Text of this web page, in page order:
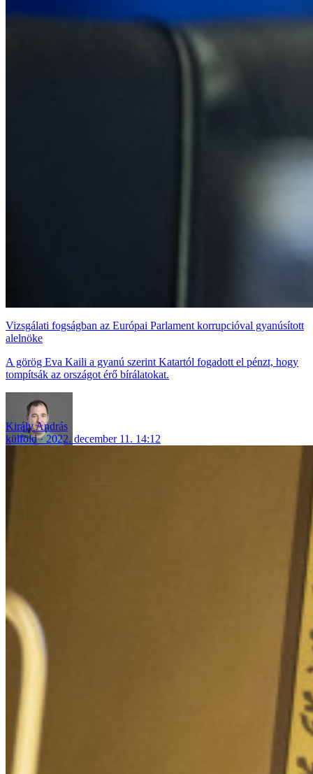
Vizsgálati fogságban az Európai Parlament korrupcióval gyanúsított
alelnöke
A görög Eva Kaili a gyanú szerint Katartól fogadott el pénzt, hogy
tompítsák az országot érő bírálatokat.
Király András
külföld
2022. december 11. 14:12